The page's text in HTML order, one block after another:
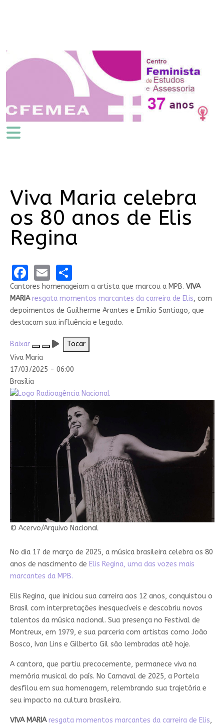
Viva Maria celebra
os 80 anos de Elis
Regina
Facebook
EmailShare
Cantores homenageiam a artista que marcou a MPB. VIVA
MARIA resgata momentos marcantes da carreira de Elis, com
depoimentos de Guilherme Arantes e Emílio Santiago, que
destacam sua influência e legado.
Baixar
Tocar
Viva Maria
17/03/2025 - 06:00
Brasília
© Acervo/Arquivo Nacional
No dia 17 de março de 2025, a música brasileira celebra os 80
anos de nascimento de Elis Regina, uma das vozes mais
marcantes da MPB.
Elis Regina, que iniciou sua carreira aos 12 anos, conquistou o
Brasil com interpretações inesquecíveis e descobriu novos
talentos da música nacional. Sua presença no Festival de
Montreux, em 1979, e sua parceria com artistas como João
Bosco, Ivan Lins e Gilberto Gil são lembradas até hoje.
A cantora, que partiu precocemente, permanece viva na
memória musical do país. No Carnaval de 2025, a Portela
desfilou em sua homenagem, relembrando sua trajetória e
seu impacto na cultura brasileira.
VIVA MARIA resgata momentos marcantes da carreira de Elis,